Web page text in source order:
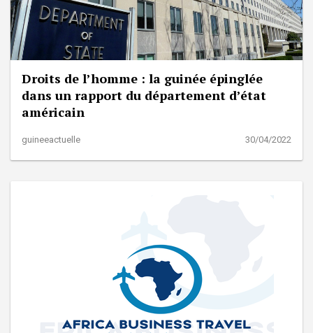
Droits de l’homme : la guinée épinglée
dans un rapport du département d’état
américain
guineeactuelle 30/04/2022